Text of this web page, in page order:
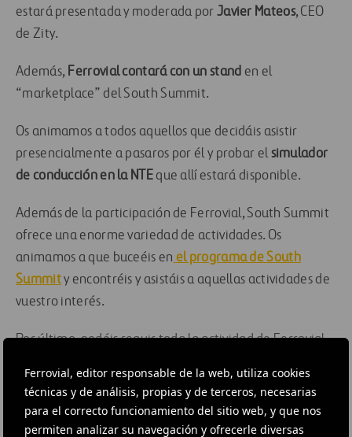
Ferrovial, editor responsable de la web, utiliza cookies
técnicas y de análisis, propias y de terceros, necesarias
para el correcto funcionamiento del sitio web, y que nos
permiten analizar su navegación y ofrecerle diversas
estará presentada y moderada por Javier Mateos, CEO
de Zity.
Además, Ferrovial contará con un stand en el
“marketplace” del South Summit.
Os animamos a todos aquellos que decidáis asistir
presencialmente a pasaros por él y probar elsimulador
de conducción en la NTEque allí estará disponible.
Además de la participación de Ferrovial, South Summit
ofrece una enorme variedad de actividades. Os
animamos a que buceéis en el programa de South
Summity encontréis y asistáis a aquellas actividades de
vuestro interés.
Por último, podéis seguir toda la actividad de Ferrovial
sociales.
¡Seguidnos!
Twitter